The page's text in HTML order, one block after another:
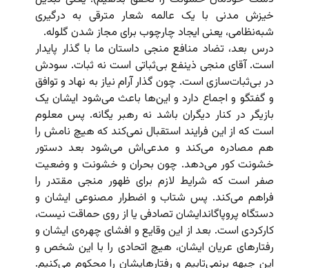
خیزش مدنی با یک عالمه شعار مترقی به درگیری
شبه‌نظامی، یعنی ایجاد چارچوب برای مجاز شدن گلوله.
درس بعد، تضاد منافع منجی داستان ما با گذار پایدار
است. آقای منجی ذینفع بی‌ثباتی است نه ثبات. سودش
در بی‌ثبات‌سازی است. چون گذار آرام نیاز به نهاد و توافق
و گفتگو و اجماع دارد و این‌ها باعث می‌شود ایشان یک
بازیگر در کنار دیگران باشد نه رهبر یگانه. پس معلوم
است که از این فرایند استقبال نمی‌کند که هیچ نامش را
هم مصادره می‌کند و مدعی‌اش می‌شود بعد دستور
خشونت کور می‌دهد. چون بحران و خشونت و وضعیت
صفر است که شرایط لازم برای ظهور منجی مقتدر را
فراهم می‌کند. پس شتاب و اضطرار مصنوعی ایشان و
دستگاه پروپاگاندایشان تصادفی یا از روی حماقت نیست،
کارکردی است. بعد از این وقایع و افشای چهره‌ی ایشان و
رفتارهای عریان ایشان، هیچ اتحادی را با این شخص و
این جبهه برنمی‌تابیم و رفتارهایشان را محکوم می‌کنیم.